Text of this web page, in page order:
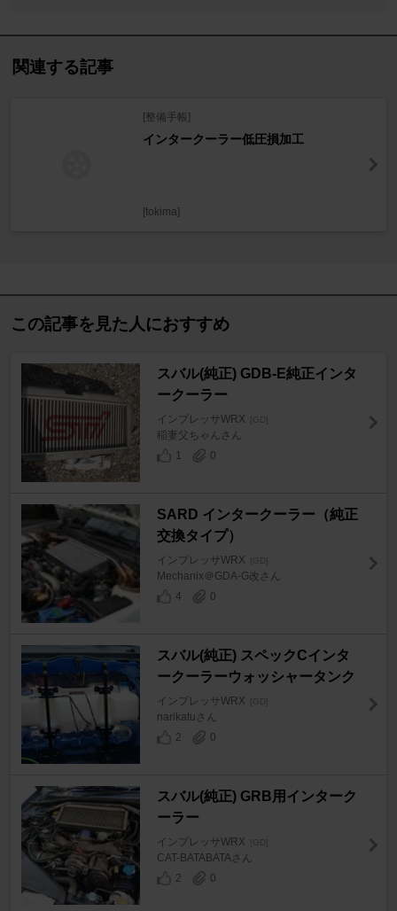
関連する記事
[整備手帳]
インタークーラー低圧損加工
[tokima]
この記事を見た人におすすめ
スバル(純正) GDB-E純正インタ
ークーラー
インプレッサWRX [GD]
稲妻父ちゃんさん
1
0
SARD インタークーラー（純正
交換タイプ）
インプレッサWRX [GD]
Mechanix＠GDA-G改さん
4
0
スバル(純正) スペックCインタ
ークーラーウォッシャータンク
インプレッサWRX [GD]
narikatuさん
2
0
スバル(純正) GRB用インターク
ーラー
インプレッサWRX [GD]
CAT-BATABATAさん
2
0